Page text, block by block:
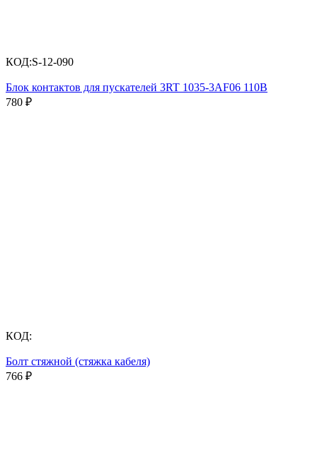
КОД:S-12-090
Блок контактов для пускателей 3RT 1035-3AF06 110B
780 ₽
КОД:
Болт стяжной (стяжка кабеля)
766 ₽